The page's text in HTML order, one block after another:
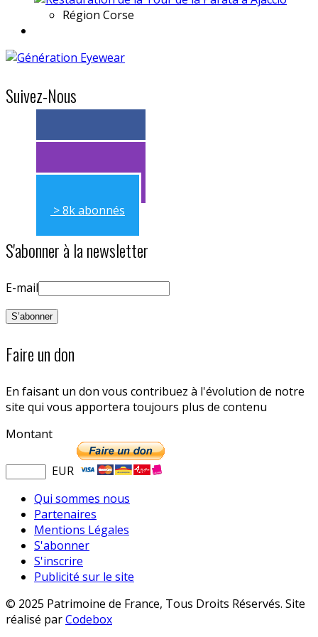
Région Corse
Suivez-Nous
> 11k abonnés
> 11k abonnés
> 8k abonnés
S'abonner à la newsletter
E-mail
Faire un don
En faisant un don vous contribuez à l'évolution de notre
site qui vous apportera toujours plus de contenu
Montant
EUR
Qui sommes nous
Partenaires
Mentions Légales
S'abonner
S'inscrire
Publicité sur le site
© 2025 Patrimoine de France, Tous Droits Réservés. Site
réalisé parCodebox